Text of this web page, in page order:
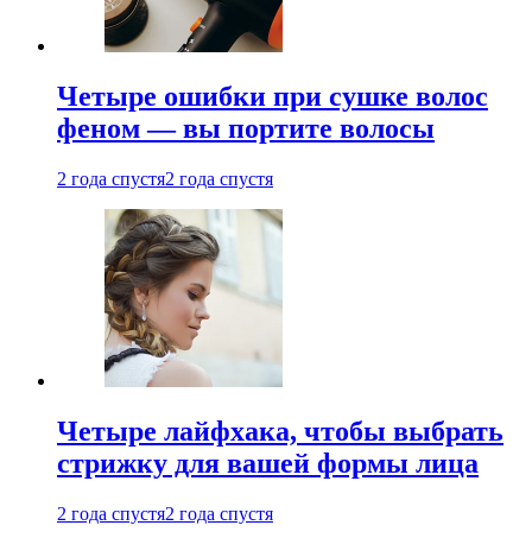
Четыре ошибки при сушке волос
феном — вы портите волосы
2 года спустя2 года спустя
Четыре лайфхака, чтобы выбрать
стрижку для вашей формы лица
2 года спустя2 года спустя